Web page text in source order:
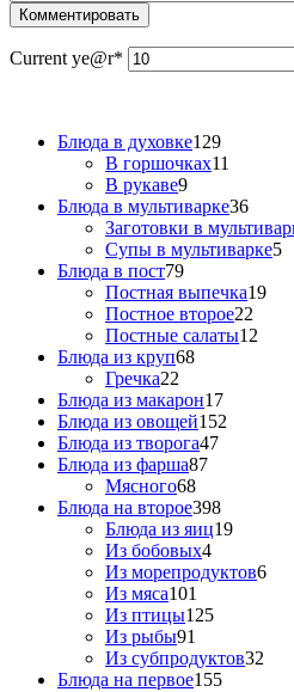
Current ye@r*
Блюда в духовке129
В горшочках11
В рукаве9
Блюда в мультиварке36
Заготовки в
Супы в мультиварке5
Блюда в пост79
Постная выпечка19
Постное второе22
Постные салаты12
Блюда из круп68
Гречка22
Блюда из макарон17
Блюда из овощей152
Блюда из творога47
Блюда из фарша87
Мясного68
Блюда на второе398
Блюда из яиц19
Из бобовых4
Из морепродуктов6
Из мяса101
Из птицы125
Из рыбы91
Из субпродуктов32
Блюда на первое155